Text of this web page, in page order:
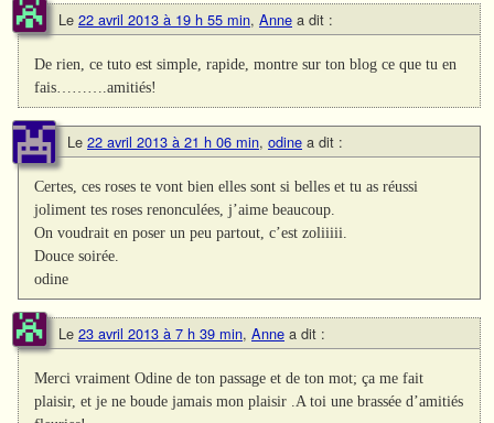
Le 22 avril 2013 à 19 h 55 min, Anne a dit :
De rien, ce tuto est simple, rapide, montre sur ton blog ce que tu en
fais……….amitiés!
Le 22 avril 2013 à 21 h 06 min, odine a dit :
Certes, ces roses te vont bien elles sont si belles et tu as réussi
joliment tes roses renonculées, j’aime beaucoup.
On voudrait en poser un peu partout, c’est zoliiiii.
Douce soirée.
odine
Le 23 avril 2013 à 7 h 39 min, Anne a dit :
Merci vraiment Odine de ton passage et de ton mot; ça me fait
plaisir, et je ne boude jamais mon plaisir .A toi une brassée d’amitiés